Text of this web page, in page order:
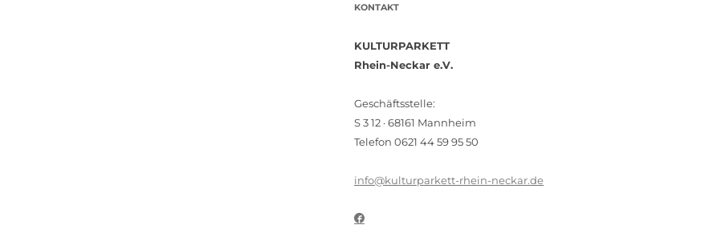
KONTAKT
KULTURPARKETT
Rhein-Neckar e.V.
Geschäftsstelle:
S 3 12 · 68161 Mannheim
Telefon 0621 44 59 95 50
info@kulturparkett-rhein-neckar.de